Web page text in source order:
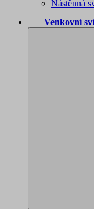
Nástěnná
Venkovní